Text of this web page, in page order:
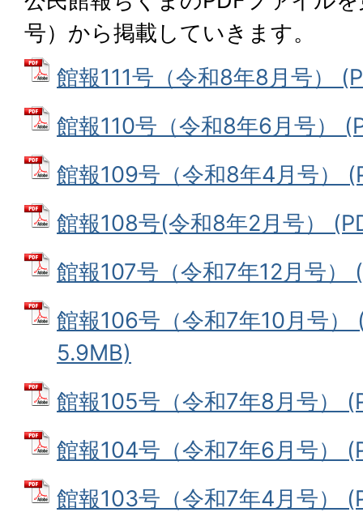
号）から掲載していきます。
館報111号（令和8年8月号）
館報110号（令和8年6月号）
館報109号（令和8年4月号）
館報108号(令和8年2月号）
館報107号（令和7年12月号
館報106号（令和7年10月号）
5.9MB)
館報105号（令和7年8月号）
館報104号（令和7年6月号）
館報103号（令和7年4月号）